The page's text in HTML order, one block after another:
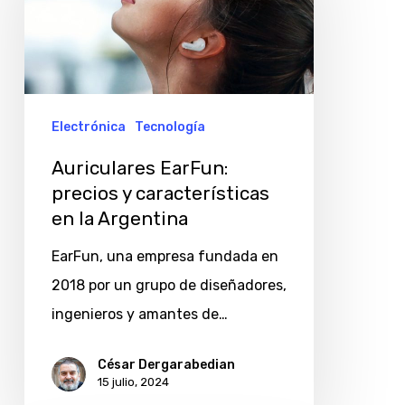
características
en
Electrónica Tecnología
Auriculares EarFun:
precios y características
en la Argentina
EarFun, una empresa fundada en
2018 por un grupo de diseñadores,
ingenieros y amantes de…
César Dergarabedian
15 julio, 2024